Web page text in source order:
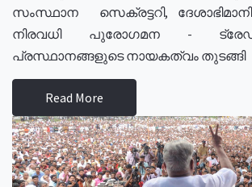
സംസ്ഥാന സെക്രട്ടറി,
നിരവധി പുരോഗമന -
പ്രസ്ഥാനങ്ങളുടെ നായകത്വം തുടങ്ങി
Read More